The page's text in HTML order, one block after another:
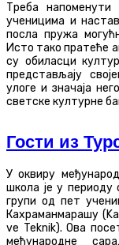
Треба напоменути
ученицима и
посла пружа
Исто тако пратеће
су обиласци
представљају
улоге и значаја
светске културне
Гости из
У оквиру
школа је у
групи од пет
Кахраманмарашу
ve Teknik). Ова
међународне